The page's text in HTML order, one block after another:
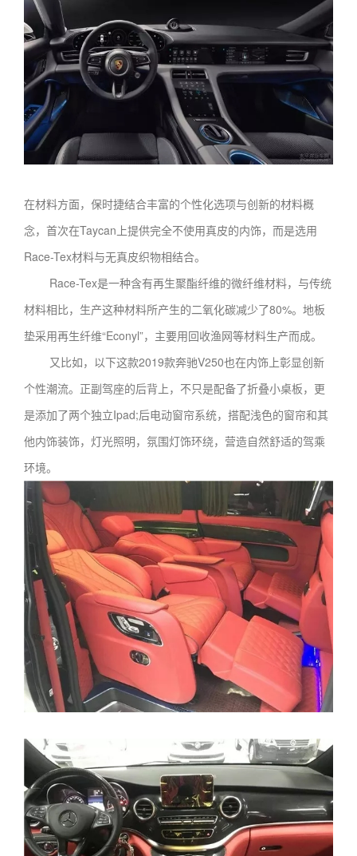
在材料方面，保时捷结合丰富的个性化选项与创新的材料概
念，首次在Taycan上提供完全不使用真皮的内饰，而是选用
Race-Tex材料与无真皮织物相结合。
Race-Tex是一种含有再生聚酯纤维的微纤维材料，与传统
材料相比，生产这种材料所产生的二氧化碳减少了80%。地板
垫采用再生纤维“Econyl”，主要用回收渔网等材料生产而成。
又比如，以下这款2019款奔驰V250也在内饰上彰显创新
个性潮流。正副驾座的后背上，不只是配备了折叠小桌板，更
是添加了两个独立Ipad;后电动窗帘系统，搭配浅色的窗帘和其
他内饰装饰，灯光照明，氛围灯饰环绕，营造自然舒适的驾乘
环境。